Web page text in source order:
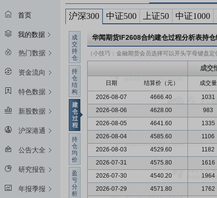
首页
我的数据
热门数据
资金流向
特色数据
新股数据
沪深港通
公告大全
研究报告
年报季报
沪深300 中证500 上证50 中证1000
成
交
持
仓
持
仓
结
构
建
仓
过
程
持
仓
均
价
盈
亏
分
析
华闻期货IF2608合约建仓过程分析表持
（小技巧：金融期货会员选择可以开头字母键盘定
成交
日期 结算价（元） 成交量
2026-08-07 4666.40
1031
2026-08-06
4628.00
983
2026-08-05
4641.60
1335
2026-08-04
4585.60
1106
2026-08-03
4529.60
1182
2026-07-31
4575.80
1616
2026-07-30
4540.20
1964
2026-07-29
4571.80
1762